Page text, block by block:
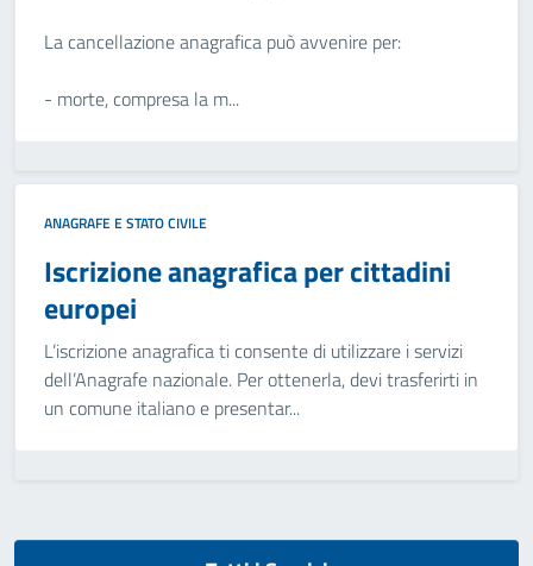
La cancellazione anagrafica può avvenire per:
- morte, compresa la m...
ANAGRAFE E STATO CIVILE
Iscrizione anagrafica per cittadini
europei
L’iscrizione anagrafica ti consente di utilizzare i servizi
dell’Anagrafe nazionale. Per ottenerla, devi trasferirti in
un comune italiano e presentar...